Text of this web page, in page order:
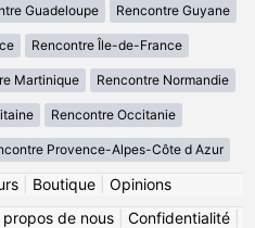
Guadeloupe Rencontre Guyane
Rencontre Île-de-France
Martinique Rencontre Normandie
Rencontre Occitanie
Provence-Alpes-Côte d Azur
| Boutique| Opinions
propos de nous Confidentialité